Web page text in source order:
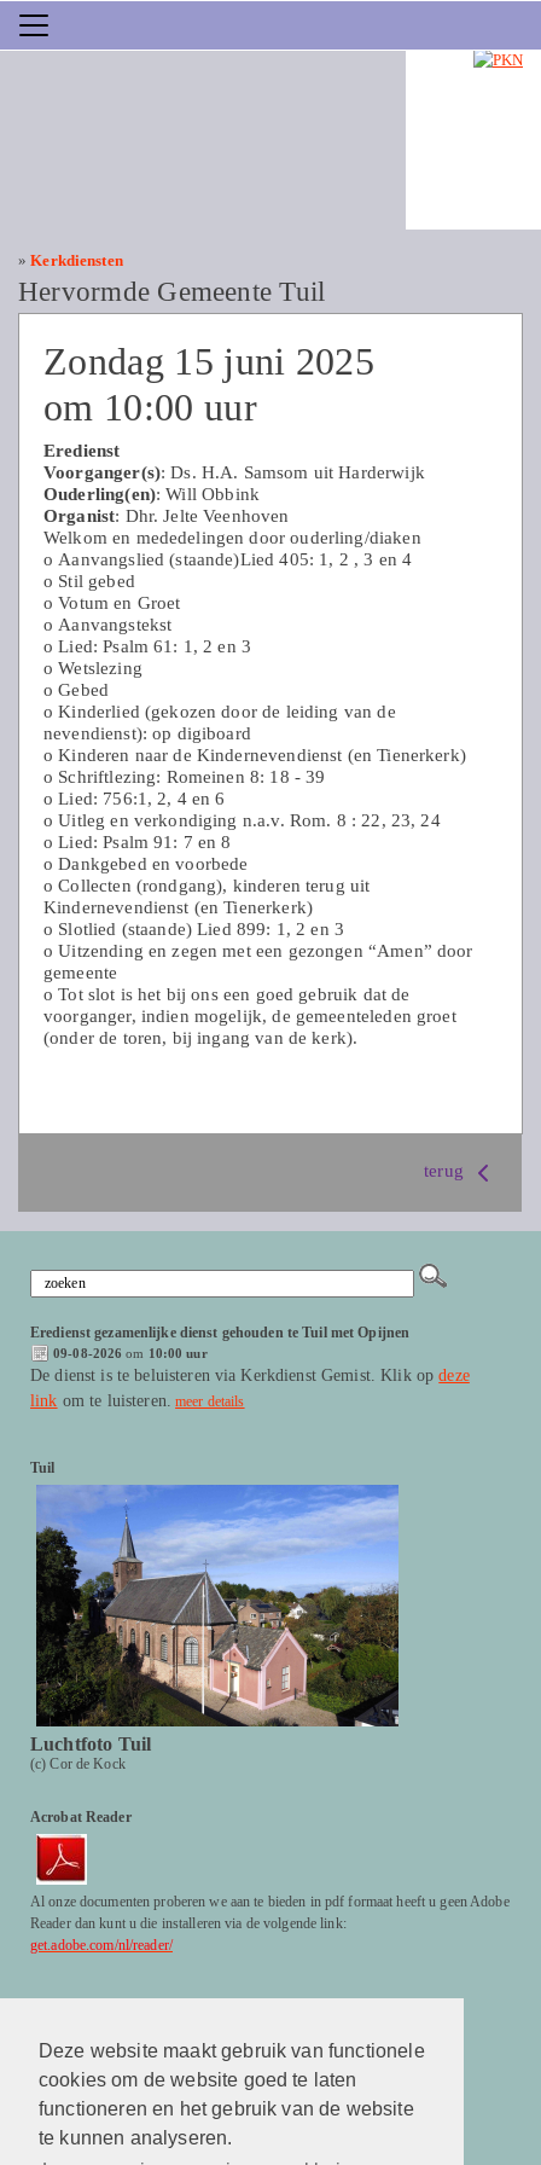
Deze website maakt gebruik van functionele
cookies om de website goed te laten
functioneren en het gebruik van de website
te kunnen analyseren.
»Kerkdiensten
Hervormde Gemeente Tuil
Zondag 15 juni 2025
om 10:00 uur
Eredienst
Voorganger(s): Ds. H.A. Samsom uit Harderwijk
Ouderling(en): Will Obbink
Organist: Dhr. Jelte Veenhoven
Welkom en mededelingen door ouderling/diaken
o Aanvangslied (staande)Lied 405: 1, 2 , 3 en 4
o Stil gebed
o Votum en Groet
o Aanvangstekst
o Lied: Psalm 61: 1, 2 en 3
o Wetslezing
o Gebed
o Kinderlied (gekozen door de leiding van de
nevendienst): op digiboard
o Kinderen naar de Kindernevendienst (en Tienerkerk)
o Schriftlezing: Romeinen 8: 18 - 39
o Lied: 756:1, 2, 4 en 6
o Uitleg en verkondiging n.a.v. Rom. 8 : 22, 23, 24
o Lied: Psalm 91: 7 en 8
o Dankgebed en voorbede
o Collecten (rondgang), kinderen terug uit
Kindernevendienst (en Tienerkerk)
o Slotlied (staande) Lied 899: 1, 2 en 3
o Uitzending en zegen met een gezongen “Amen” door
gemeente
o Tot slot is het bij ons een goed gebruik dat de
voorganger, indien mogelijk, de gemeenteleden groet
(onder de toren, bij ingang van de kerk).
terug
Eredienst gezamenlijke dienst gehouden te Tuil met Opijnen
09-08-2026 om 10:00 uur
De dienst is te beluisteren via Kerkdienst Gemist. Klik opdeze
link om te luisteren. meer details
Tuil
Luchtfoto Tuil
(c) Cor de Kock
Acrobat Reader
Al onze documenten proberen we aan te bieden in pdf formaat heeft u geen Adobe
Reader dan kunt u die installeren via de volgende link:
get.adobe.com/nl/reader/
Facebook
http://www.facebook.com/hervormdekerktuil
Kerkuitzending live in Tuil